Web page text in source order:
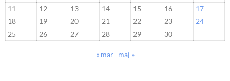
11
12 13 14 15 16
17
18
19 20 21 22 23
24
25
26 27 28 29 30
« mar maj »